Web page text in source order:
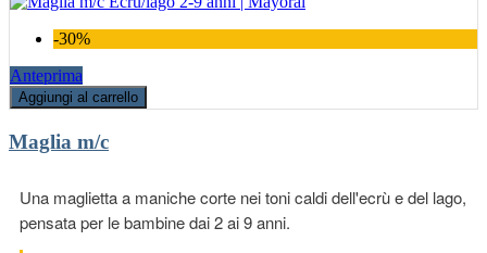
-30%
Anteprima
Aggiungi al carrello
Maglia m/c
Una maglietta a maniche corte nei toni caldi dell'ecrù e del lago,
pensata per le bambine dai 2 ai 9 anni.